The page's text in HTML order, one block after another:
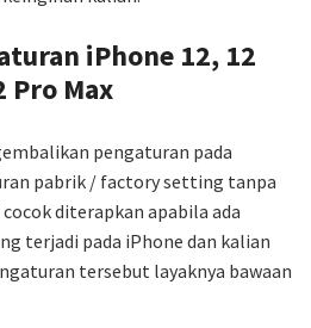
iPhone 12, 12
Pro Max
pengaturan pada
pabrik / factory setting tanpa
diterapkan apabila ada
terjadi pada iPhone dan kalian
tersebut layaknya bawaan